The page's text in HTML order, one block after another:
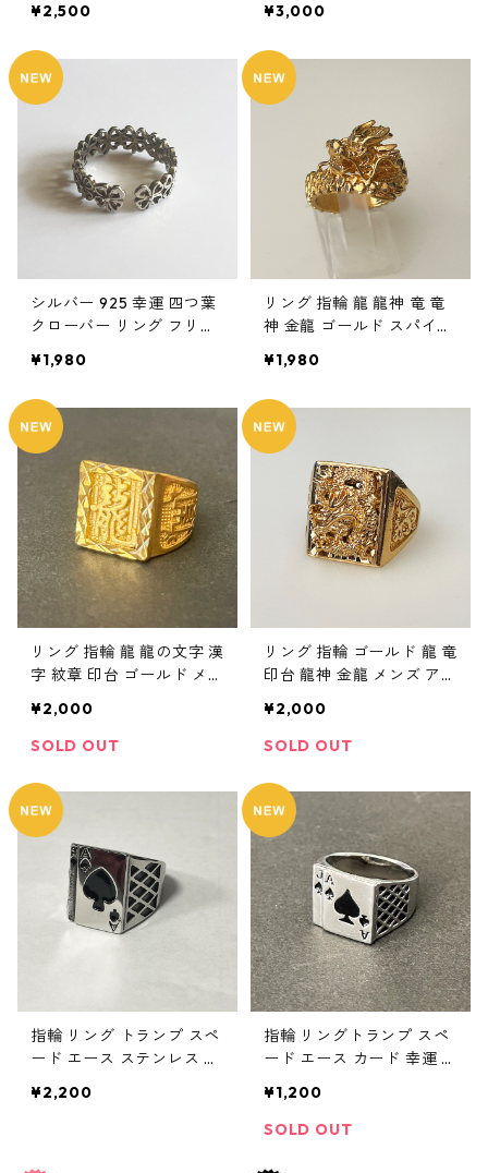
¥2,500 ¥3,000
シルバー 925 幸運 四つ葉
クローバー リング フリー
¥1,980
リング 指輪 龍 龍神 竜 竜
神 金龍 ゴールド スパイラ
¥1,980
リング 指輪 龍 龍の文字 漢
字 紋章 印台 ゴールド メン
¥2,000
SOLD OUT
リング 指輪 ゴールド 龍 竜
印台 龍神 金龍 メンズ アク
¥2,000
SOLD OUT
指輪 リング トランプ スペ
ード エース ステンレス 幸
ム ギャンブル ゲーム メン
¥2,200
指輪 リングトランプ スペ
ード エース カード 幸運 勝
ャンブル メンズ アクセサ
リー
¥1,200
SOLD OUT